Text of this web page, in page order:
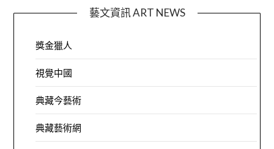
藝文資訊 ART NEWS
獎金獵人
視覺中國
典藏今藝術
典藏藝術網